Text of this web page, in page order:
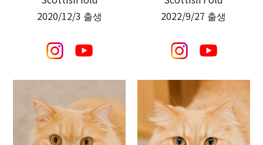
2020/12/3 출생
2022/9/27 출생